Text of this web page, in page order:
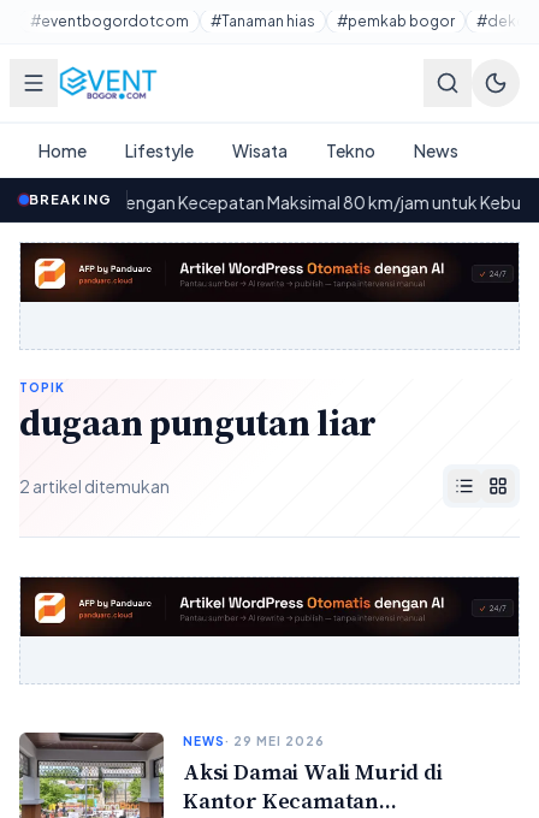
Lewati ke konten utama
#eventbogordotcom #Tanaman hias #pemkab bogor
Home Lifestyle Wisata Tekno News
BREAKING
Listrik dengan Kecepatan Maksimal 80 km/jam untuk Kebut-
TOPIK
dugaan pungutan liar
2 artikel ditemukan
NEWS· 29 MEI 2026
Aksi Damai Wali Murid di
Kantor Kecamatan